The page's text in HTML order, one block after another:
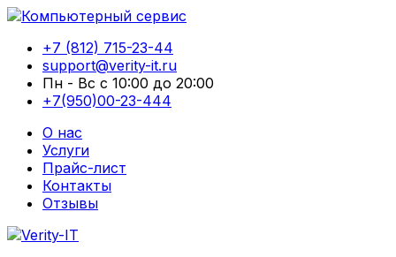
+7 (812) 715-23-44
support@verity-it.ru
Пн - Вс с 10:00 до 20:00
+7(950)00-23-444
О нас
Услуги
Прайс-лист
Контакты
Отзывы